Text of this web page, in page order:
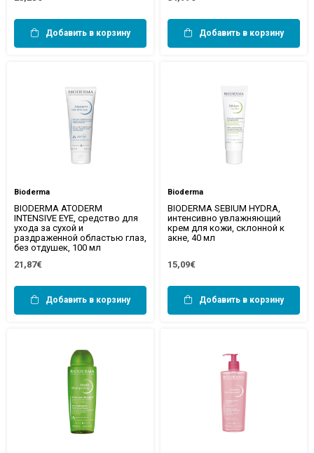
Добавить в корзину Добавить в корзину
Bioderma
BIODERMA ATODERM
INTENSIVE EYE, средство для
ухода за сухой и
раздраженной областью глаз,
без отдушек, 100 мл
21,87€
Добавить в корзину
Bioderma
BIODERMA SEBIUM HYDRA,
интенсивно увлажняющий
крем для кожи, склонной к
акне, 40 мл
15,09€
Добавить в корзину